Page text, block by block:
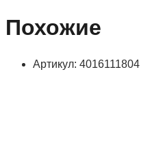
Похожие
Артикул: 4016111804